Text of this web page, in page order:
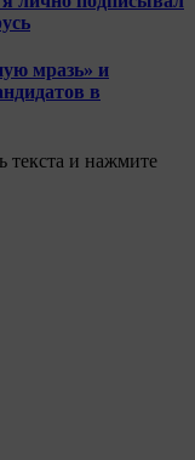
мразь» и
в
и нажмите